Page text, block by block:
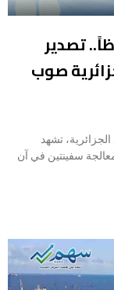
تصدير
صوب
تشهد
سفينتين في آن